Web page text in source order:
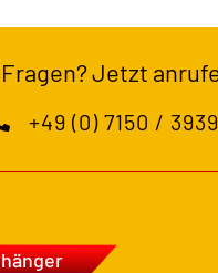
Fragen? Jetzt
+49 (0) 7150 /